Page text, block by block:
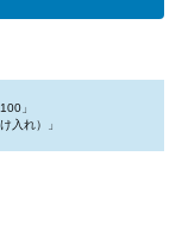
」
入れ）」